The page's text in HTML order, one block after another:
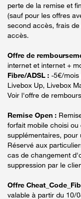
perte de la remise et
(sauf pour les offres
second accès, frais
accès.
Offre de
internet et internet +
Fibre/ADSL : -5€/mois
Livebox Up, Livebox
Voir l'offre de
Remise Open :
forfait mobile choisi
supplémentaires, pour
Réservé aux
cas de changement
suppression par le
Offre
valable à partir du 10/